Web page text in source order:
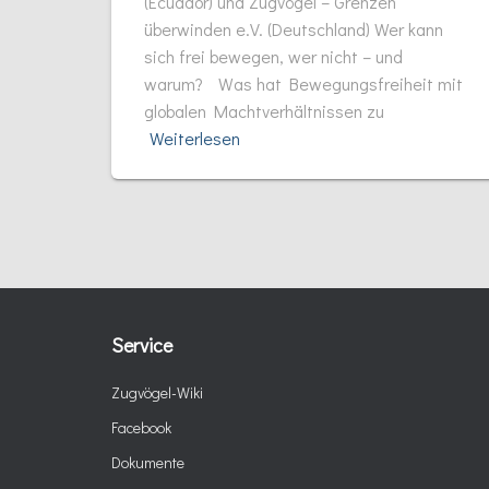
überwinden e.V. (Deutschland) Wer kann
sich frei bewegen, wer nicht – und
warum? Was hat Bewegungsfreiheit mit
globalen Machtverhältnissen zu
Weiterlesen
Service
Zugvögel-Wiki
Facebook
Dokumente